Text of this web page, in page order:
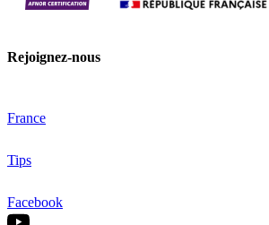
Rejoignez-nous
France
Tips
Facebook